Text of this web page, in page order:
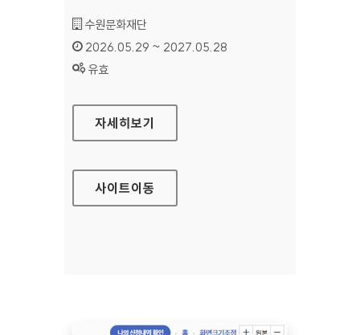
기관명 :
수원문화재단
인증기간 :
2026.05.29 ~ 2027.05.28
상태 :
유효
수원문화재단 대표
자세히보기
사이트이동